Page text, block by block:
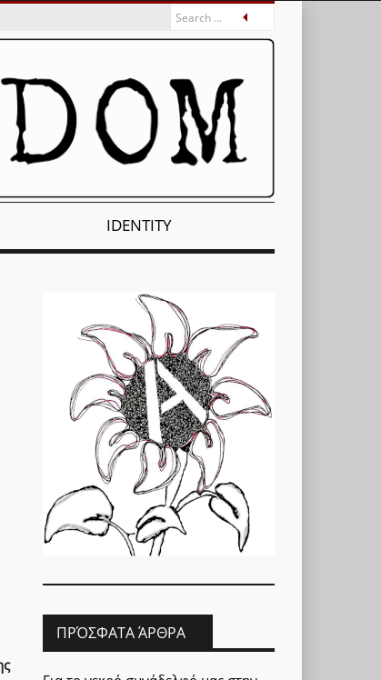
IDENTITY
ΠΡΌΣΦΑΤΑ ΆΡΘΡΑ